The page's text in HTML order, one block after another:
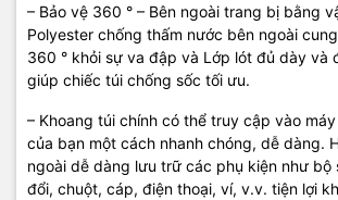
– Bảo vệ 360 ° – Bên ngoài trang bị bằng
Polyester chống thấm nước bên ngoài
360 ° khỏi sự va đập và Lớp lót đủ dày và
giúp chiếc túi chống sốc tối ưu.
– Khoang túi chính có thể truy cập vào
của bạn một cách nhanh chóng, dễ dàng.
ngoài dễ dàng lưu trữ các phụ kiện như bộ
đổi, chuột, cáp, điện thoại, ví, v.v. tiện lợi